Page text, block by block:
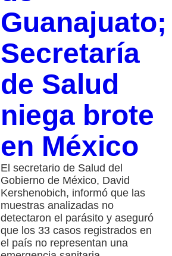
Guanajuato;
Secretaría
de Salud
niega brote
en México
El secretario de Salud del
Gobierno de México, David
Kershenobich, informó que las
muestras analizadas no
detectaron el parásito y aseguró
que los 33 casos registrados en
el país no representan una